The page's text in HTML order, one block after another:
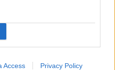
Access Privacy Policy
- Λύση αναζητά